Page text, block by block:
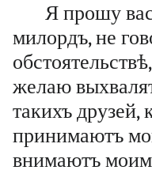
Я прошу
милордъ, не
желаю
такихъ друзей,
принимаютъ
внимаютъ